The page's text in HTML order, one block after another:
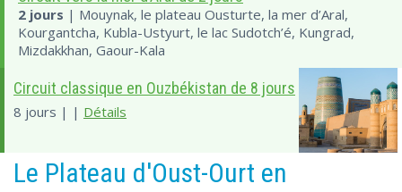
2 jours | Mouynak, le plateau Ousturte, la mer d’Aral,
Kourgantcha, Kubla-Ustyurt, le lac Sudotch’é, Kungrad,
Mizdakkhan, Gaour-Kala
Circuit classique en Ouzbékistan de 8 jours
8 jours | | Détails
Le Plateau d'Oust-Ourt en